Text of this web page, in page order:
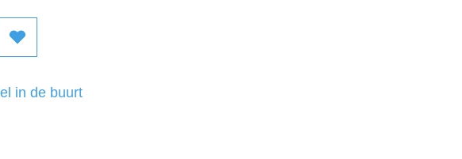
in de buurt